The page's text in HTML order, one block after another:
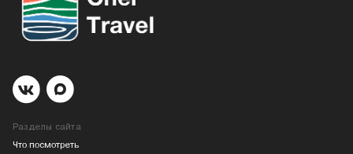
Разделы сайта
Что посмотреть